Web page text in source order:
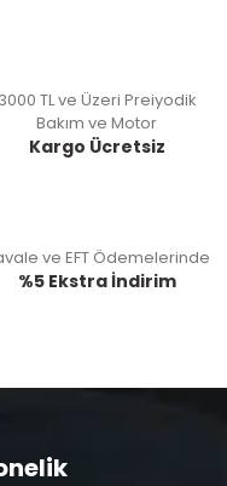
3000 TL ve Üzeri Preiyodik
Bakım ve Motor
Kargo Ücretsiz
ve EFT Ödemelerinde
%5 Ekstra İndirim